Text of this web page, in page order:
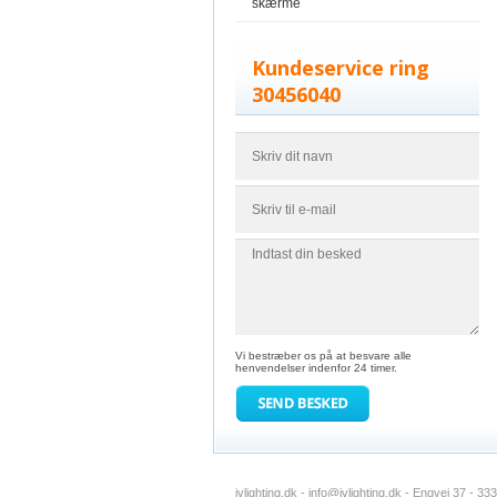
skærme
Kundeservice ring
30456040
Vi bestræber os på at besvare alle
henvendelser indenfor 24 timer.
jvlighting.dk - info@jvlighting.dk - Engvej 37 -